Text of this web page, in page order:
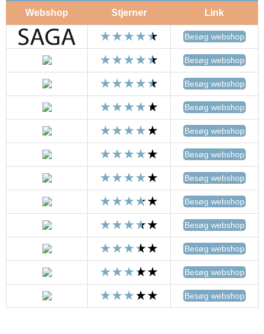
Webshop Stjerner Link
Besøg webshop
Besøg webshop
Besøg webshop
Besøg webshop
Besøg webshop
Besøg webshop
Besøg webshop
Besøg webshop
Besøg webshop
Besøg webshop
Besøg webshop
Besøg webshop